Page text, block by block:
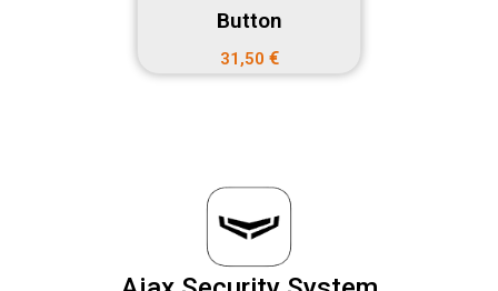
Button
31,50 €